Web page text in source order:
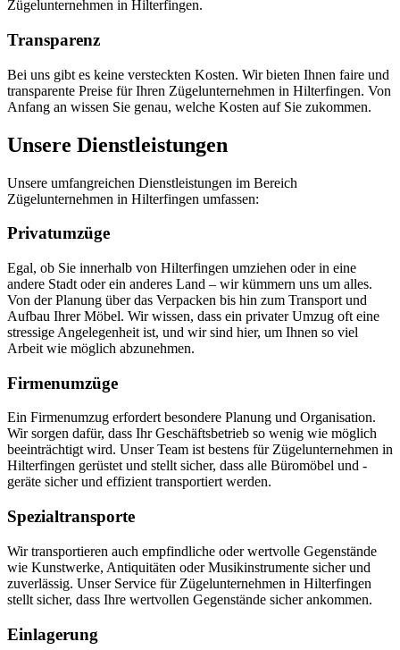
Zügelunternehmen in Hilterfingen.
Transparenz
Bei uns gibt es keine versteckten Kosten. Wir bieten Ihnen faire und
transparente Preise für Ihren Zügelunternehmen in Hilterfingen. Von
Anfang an wissen Sie genau, welche Kosten auf Sie zukommen.
Unsere Dienstleistungen
Unsere umfangreichen Dienstleistungen im Bereich
Zügelunternehmen in Hilterfingen umfassen:
Privatumzüge
Egal, ob Sie innerhalb von Hilterfingen umziehen oder in eine
andere Stadt oder ein anderes Land – wir kümmern uns um alles.
Von der Planung über das Verpacken bis hin zum Transport und
Aufbau Ihrer Möbel. Wir wissen, dass ein privater Umzug oft eine
stressige Angelegenheit ist, und wir sind hier, um Ihnen so viel
Arbeit wie möglich abzunehmen.
Firmenumzüge
Ein Firmenumzug erfordert besondere Planung und Organisation.
Wir sorgen dafür, dass Ihr Geschäftsbetrieb so wenig wie möglich
beeinträchtigt wird. Unser Team ist bestens für Zügelunternehmen in
Hilterfingen gerüstet und stellt sicher, dass alle Büromöbel und -
geräte sicher und effizient transportiert werden.
Spezialtransporte
Wir transportieren auch empfindliche oder wertvolle Gegenstände
wie Kunstwerke, Antiquitäten oder Musikinstrumente sicher und
zuverlässig. Unser Service für Zügelunternehmen in Hilterfingen
stellt sicher, dass Ihre wertvollen Gegenstände sicher ankommen.
Einlagerung